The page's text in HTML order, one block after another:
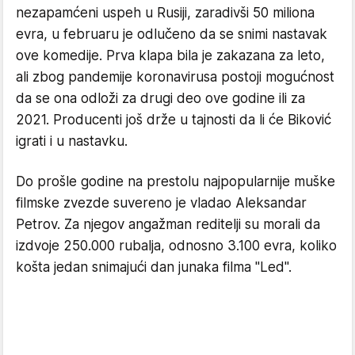
nezapamćeni uspeh u Rusiji, zaradivši 50 miliona
evra, u februaru je odlučeno da se snimi nastavak
ove komedije. Prva klapa bila je zakazana za leto,
ali zbog pandemije koronavirusa postoji mogućnost
da se ona odloži za drugi deo ove godine ili za
2021. Producenti još drže u tajnosti da li će Biković
igrati i u nastavku.
Do prošle godine na prestolu najpopularnije muške
filmske zvezde suvereno je vladao Aleksandar
Petrov. Za njegov angažman reditelji su morali da
izdvoje 250.000 rubalja, odnosno 3.100 evra, koliko
košta jedan snimajući dan junaka filma "Led".